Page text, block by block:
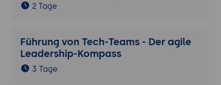
2 Tage
Führung von Tech-Teams - Der agile
Leadership-Kompass
3 Tage